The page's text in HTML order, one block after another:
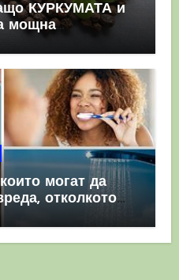
КУРКУМАТА и
мощна
могат да
отколкото